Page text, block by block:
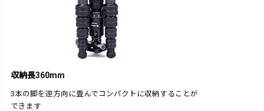
収納長360mm
3本の脚を逆方向に畳んでコンパクトに収納することが
できます